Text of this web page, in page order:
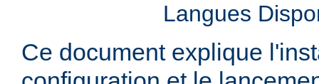
Langues
Ce document explique